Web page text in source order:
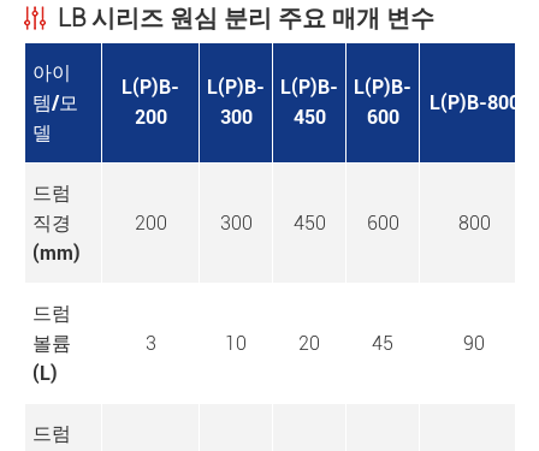
LB 시리즈 원심 분리 주요 매개 변수
아이
템/모
델
L(P)B-
200
L(P)B-
300
L(P)B-
450
L(P)B-
600
L(P)B-800
드럼
직경
(mm)
200 300 450 600 800
드럼
볼륨
(L)
3 10 20 45 90
드럼